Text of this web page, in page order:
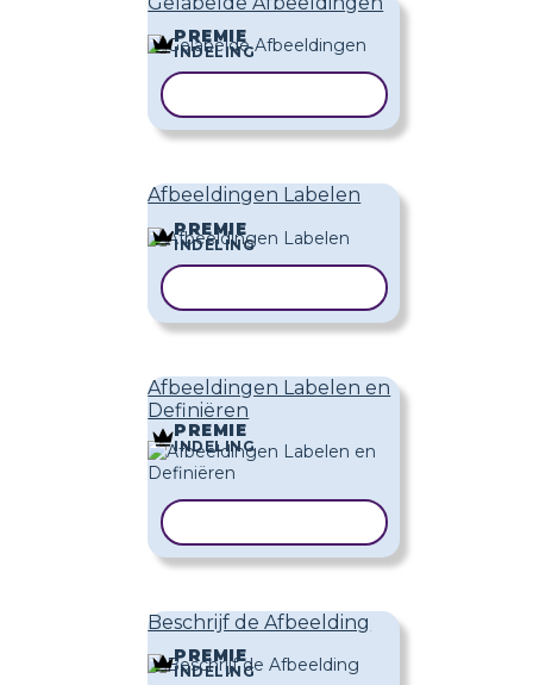
PREMIE
INDELING
Afbeeldingen Labelen
PREMIE
INDELING
Afbeeldingen Labelen en
Definiëren
PREMIE
INDELING
Beschrijf de Afbeelding
PREMIE
INDELING